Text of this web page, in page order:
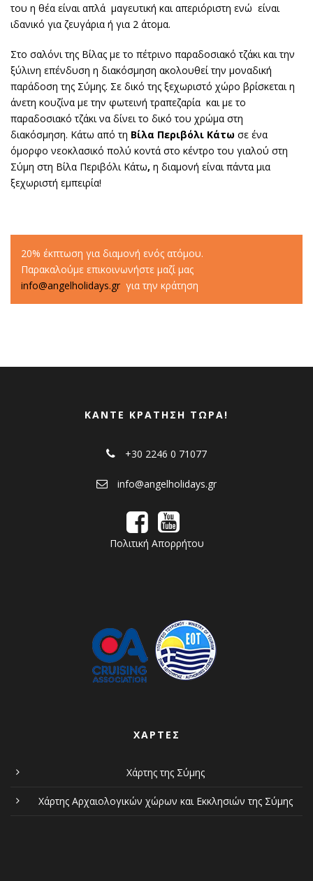
του η θέα είναι απλά μαγευτική και απεριόριστη ενώ είναι
ιδανικό για ζευγάρια ή για 2 άτομα.
Στο σαλόνι της Βίλας με το πέτρινο παραδοσιακό τζάκι και την
ξύλινη επένδυση η διακόσμηση ακολουθεί την μοναδική
παράδοση της Σύμης. Σε δικό της ξεχωριστό χώρο βρίσκεται η
άνετη κουζίνα με την φωτεινή τραπεζαρία και με το
παραδοσιακό τζάκι να δίνει το δικό του χρώμα στη
διακόσμηση. Κάτω από τη Βίλα Περιβόλι Κάτω σε ένα
όμορφο νεοκλασικό πολύ κοντά στο κέντρο του γιαλού στη
Σύμη στη Βίλα Περιβόλι Κάτω, η διαμονή είναι πάντα μια
ξεχωριστή εμπειρία!
20% έκπτωση για διαμονή ενός ατόμου.
Παρακαλούμε επικοινωνήστε μαζί μας
info@angelholidays.gr για την κράτηση
ΚΆΝΤΕ ΚΡΆΤΗΣΗ ΤΏΡΑ!
+30 2246 0 71077
info@angelholidays.gr
Πολιτική Απορρήτου
ΧΆΡΤΕΣ
Χάρτης της Σύμης
Χάρτης Αρχαιολογικών χώρων και Εκκλησιών της Σύμης